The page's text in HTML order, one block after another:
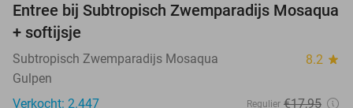
25%
Entree bij Subtropisch Zwemparadijs Mosaqua
+ softijsje
Subtropisch Zwemparadijs Mosaqua 8.2 star
Gulpen
Verkocht: 2.447
Regulier €17,95